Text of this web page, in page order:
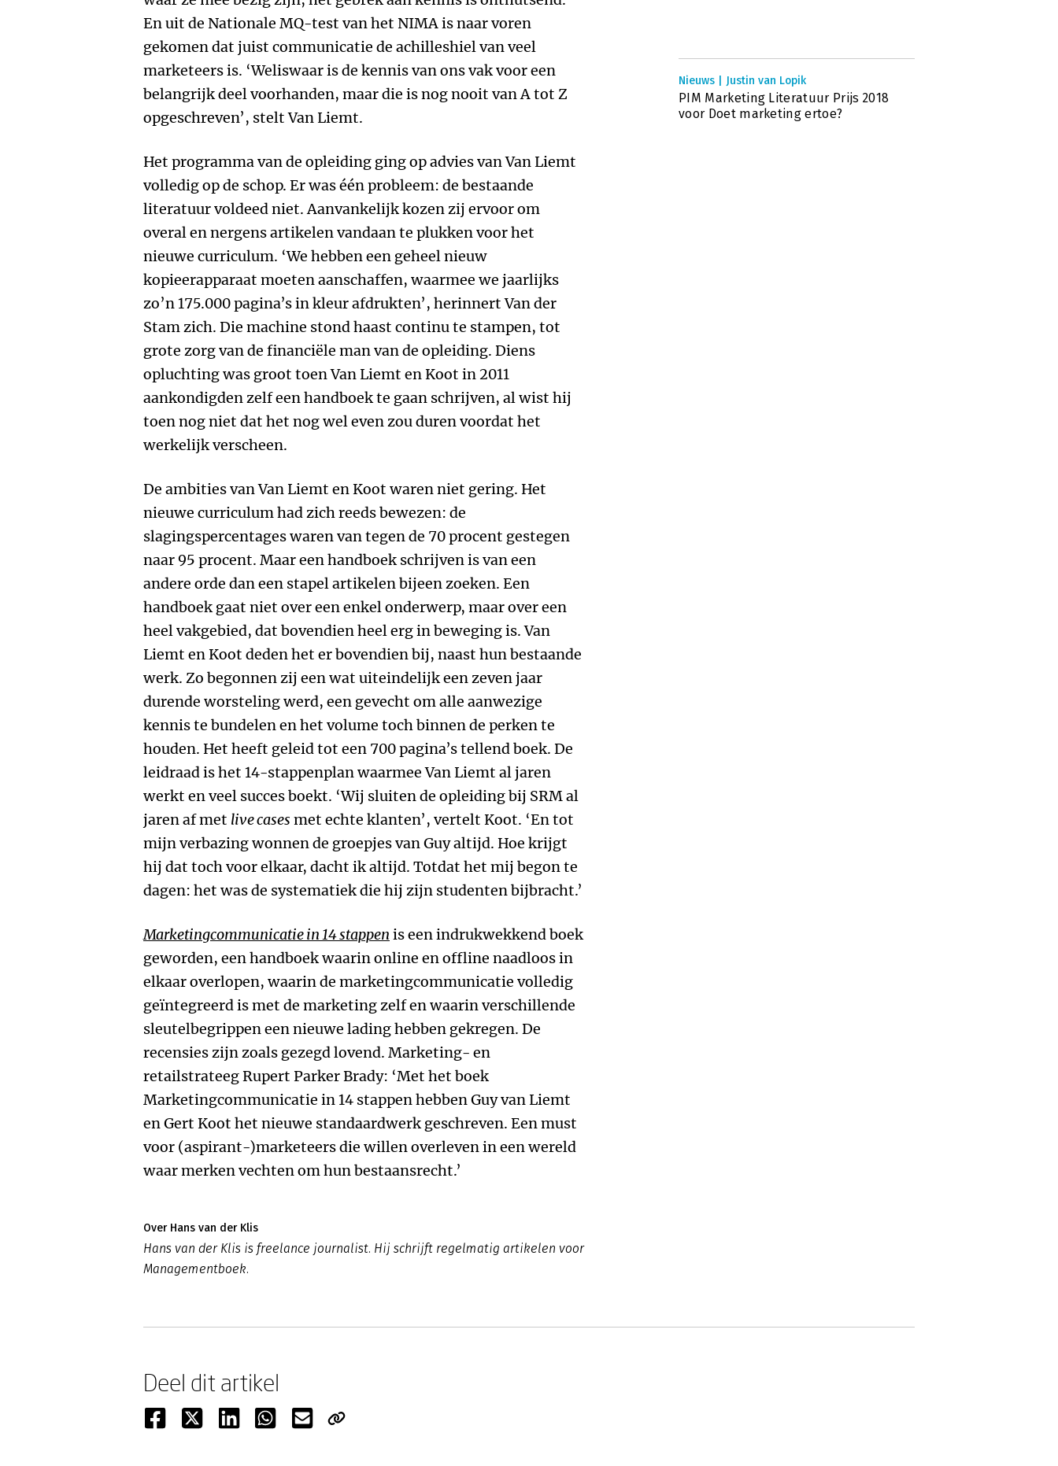
En uit de Nationale MQ-test van het NIMA is naar voren
gekomen dat juist communicatie de achilleshiel van veel
marketeers is. ‘Weliswaar is de kennis van ons vak voor een
belangrijk deel voorhanden, maar die is nog nooit van A tot Z
opgeschreven’, stelt Van Liemt.
Het programma van de opleiding ging op advies van Van Liemt
volledig op de schop. Er was één probleem: de bestaande
literatuur voldeed niet. Aanvankelijk kozen zij ervoor om
overal en nergens artikelen vandaan te plukken voor het
nieuwe curriculum. ‘We hebben een geheel nieuw
kopieerapparaat moeten aanschaffen, waarmee we jaarlijks
zo’n 175.000 pagina’s in kleur afdrukten’, herinnert Van der
Stam zich. Die machine stond haast continu te stampen, tot
grote zorg van de financiële man van de opleiding. Diens
opluchting was groot toen Van Liemt en Koot in 2011
aankondigden zelf een handboek te gaan schrijven, al wist hij
toen nog niet dat het nog wel even zou duren voordat het
werkelijk verscheen.
De ambities van Van Liemt en Koot waren niet gering. Het
nieuwe curriculum had zich reeds bewezen: de
slagingspercentages waren van tegen de 70 procent gestegen
naar 95 procent. Maar een handboek schrijven is van een
andere orde dan een stapel artikelen bijeen zoeken. Een
handboek gaat niet over een enkel onderwerp, maar over een
heel vakgebied, dat bovendien heel erg in beweging is. Van
Liemt en Koot deden het er bovendien bij, naast hun bestaande
werk. Zo begonnen zij een wat uiteindelijk een zeven jaar
durende worsteling werd, een gevecht om alle aanwezige
kennis te bundelen en het volume toch binnen de perken te
houden. Het heeft geleid tot een 700 pagina’s tellend boek. De
leidraad is het 14-stappenplan waarmee Van Liemt al jaren
werkt en veel succes boekt. ‘Wij sluiten de opleiding bij SRM al
jaren af met live cases met echte klanten’, vertelt Koot. ‘En tot
mijn verbazing wonnen de groepjes van Guy altijd. Hoe krijgt
hij dat toch voor elkaar, dacht ik altijd. Totdat het mij begon te
dagen: het was de systematiek die hij zijn studenten bijbracht.’
Marketingcommunicatie in 14 stappen is een indrukwekkend boek
geworden, een handboek waarin online en offline naadloos in
elkaar overlopen, waarin de marketingcommunicatie volledig
geïntegreerd is met de marketing zelf en waarin verschillende
sleutelbegrippen een nieuwe lading hebben gekregen. De
recensies zijn zoals gezegd lovend. Marketing- en
retailstrateeg Rupert Parker Brady: ‘Met het boek
Marketingcommunicatie in 14 stappen hebben Guy van Liemt
en Gert Koot het nieuwe standaardwerk geschreven. Een must
voor (aspirant-)marketeers die willen overleven in een wereld
waar merken vechten om hun bestaansrecht.’
Over Hans van der Klis
Hans van der Klis is freelance journalist. Hij schrijft regelmatig artikelen voor
Managementboek.
Nieuws | Justin van Lopik
PIM Marketing Literatuur Prijs 2018
voor Doet marketing ertoe?
Deel dit artikel